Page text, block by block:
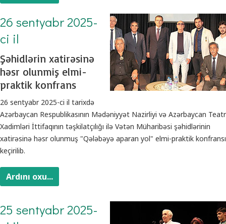
26 sentyabr 2025-
ci il
Şəhidlərin xatirəsinə
həsr olunmiş elmi-
praktik konfrans
26 sentyabr 2025-ci il tarixdə
Azərbaycan Respublikasının Mədəniyyət Nazirliyi və Azərbaycan Teatr
Xadimləri İttifaqının təşkilatçılığı ilə Vətən Müharibəsi şəhidlərinin
xatirəsinə həsr olunmuş "Qələbəyə aparan yol" elmi-praktik konfransı
keçirilib.
Ardını oxu...
25 sentyabr 2025-